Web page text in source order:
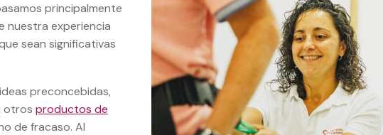
principalmente
nuestra experiencia
sean significativas
preconcebidas,
otros productos de
de fracaso. Al